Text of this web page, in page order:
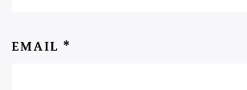
EMAIL *